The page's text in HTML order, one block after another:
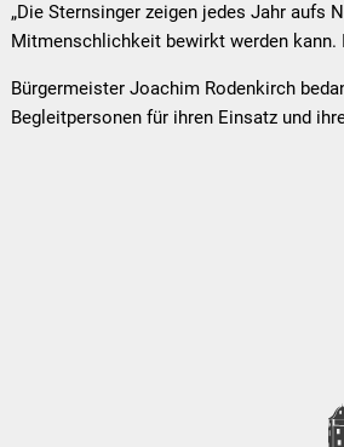
„Die Sternsinger zeigen jedes Jahr aufs
Mitmenschlichkeit bewirkt werden kann.
Bürgermeister Joachim Rodenkirch
Begleitpersonen für ihren Einsatz und